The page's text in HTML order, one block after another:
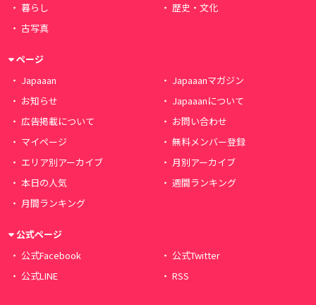
暮らし
歴史・文化
古写真
ページ
Japaaan
Japaaanマガジン
お知らせ
Japaaanについて
広告掲載について
お問い合わせ
マイページ
無料メンバー登録
エリア別アーカイブ
月別アーカイブ
本日の人気
週間ランキング
月間ランキング
公式ページ
公式Facebook
公式Twitter
公式LINE
RSS